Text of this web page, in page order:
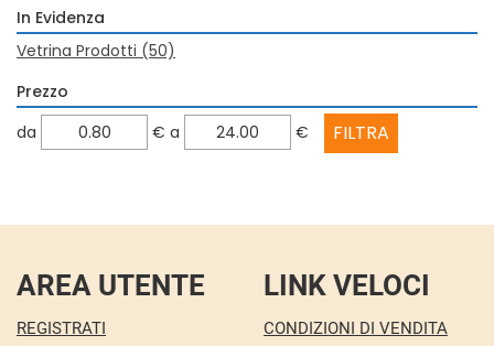
In Evidenza
Vetrina Prodotti (50)
Prezzo
filtra
da € filtra
a €
AREA UTENTE
REGISTRATI
LINK VELOCI
CONDIZIONI DI VENDITA